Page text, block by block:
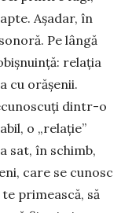
Aşadar, în
Pe lân­gă
relaţia
cu orăşenii.
dintr-o
o „relaţie”
sat, în schimb,
care se cunosc
primească, să